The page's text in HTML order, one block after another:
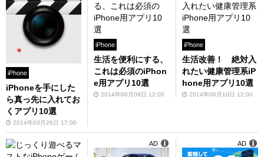
iPhone
iPhoneを手にした
ら真っ先に入れてお
くアプリ10選
2014年03月26日 17:00
iPhone
生活を便利にする、
これは必須のiPhon
e用アプリ10選
2014年06月09日 12:00
iPhone
生活改善！ 絶対入
れたい健康管理系iP
hone用アプリ10選
2014年06月10日 12:00
AD AD